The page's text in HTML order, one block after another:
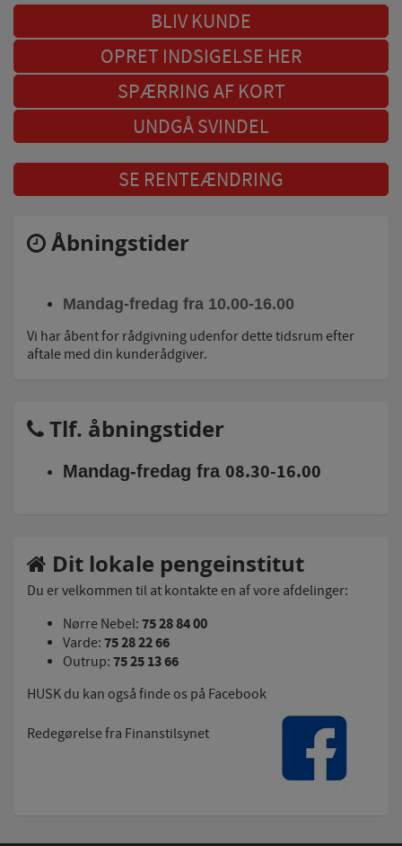
BLIV KUNDE
OPRET INDSIGELSE HER
SPÆRRING AF KORT
UNDGÅ SVINDEL
SE RENTEÆNDRING
Åbningstider
Mandag-fredag fra 10.00-16.00
Vi har åbent for rådgivning udenfor dette tidsrum efter
aftale med din kunderådgiver.
Tlf. åbningstider
Mandag-fredag fra 08.30-16.00
Dit lokale pengeinstitut
Du er velkommen til at kontakte en af vore afdelinger:
Nørre Nebel:75 28 84 00
Varde:75 28 22 66
Outrup:75 25 13 66
HUSK du kan også finde os på Facebook
Redegørelse fra Finanstilsynet
personrettede annoncer, når denne færdes på
internettet.